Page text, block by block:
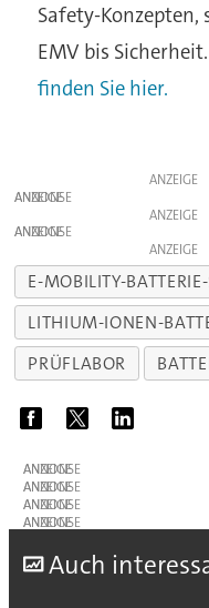
Safety-Konzepten,
EMV bis Sicherheit.
finden Sie hier.
ANZEIGE
ANZEIGE
ANZEIGE
ANZEIGE
ANZEIGE
E-MOBILITY-
LITHIUM-IONEN-
PRÜFLABOR
ANZEIGE
ANZEIGE
ANZEIGE
ANZEIGE
Auch